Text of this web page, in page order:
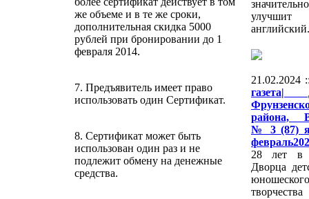
же объеме и в те же сроки,
дополнительная скидка 5000
рублей при бронировании до 1
февраля 2014.
7. Предъявитель имеет право
использовать один Сертификат.
8. Сертификат может быть
использован один раз и не
подлежит обмену на денежные
средства.
значительно
английский.
21.02.2024
газета|
района,
№ 3 (87)
28 лет в
Дворца
юношеского
творчества